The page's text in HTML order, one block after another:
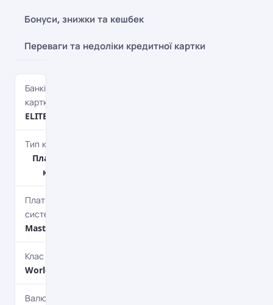
Бонуси, знижки та кешбек
Переваги та недоліки кредитної картки
Банківська
картка
ELITЕ
Тип картки
Платіжна
картка
Платіжна
система
MasterCard
Клас картки
World Elite
Валюта